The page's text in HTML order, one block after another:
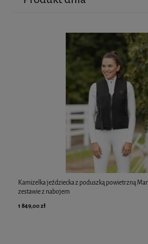
Kamizelka jeździecka z poduszką powietrzną
zestawie z nabojem
1 849,00 zł